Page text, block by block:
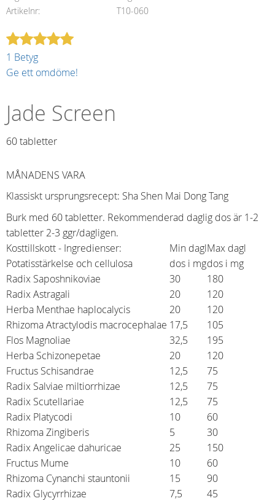
Artikelnr
T10-060
1 Betyg
Ge ett omdöme!
Jade Screen
60 tabletter​
MÅNADENS VARA
Klassiskt ursprungsrecept: Sha Shen Mai Dong Tang
Burk med 60 tabletter. Rekommenderad daglig dos är 1-2
tabletter 2-3 ggr/dagligen.
Kosttillskott - Ingredienser:
Min daglMax dagl
Potatisstärkelse och cellulosa
dos i mgdos i mg
Radix Saposhnikoviae
30
180
Radix Astragali
20
120
Herba Menthae haplocalycis
20
120
Rhizoma Atractylodis macrocephalae 17,5
105
Flos Magnoliae
32,5
195
Herba Schizonepetae
20
120
Fructus Schisandrae
12,5
75
Radix Salviae miltiorrhizae
12,5
75
Radix Scutellariae
12,5
75
Radix Platycodi
10
60
Rhizoma Zingiberis
5
30
Radix Angelicae dahuricae
25
150
Fructus Mume
10
60
Rhizoma Cynanchi stauntonii
15
90
Radix Glycyrrhizae
7,5
45